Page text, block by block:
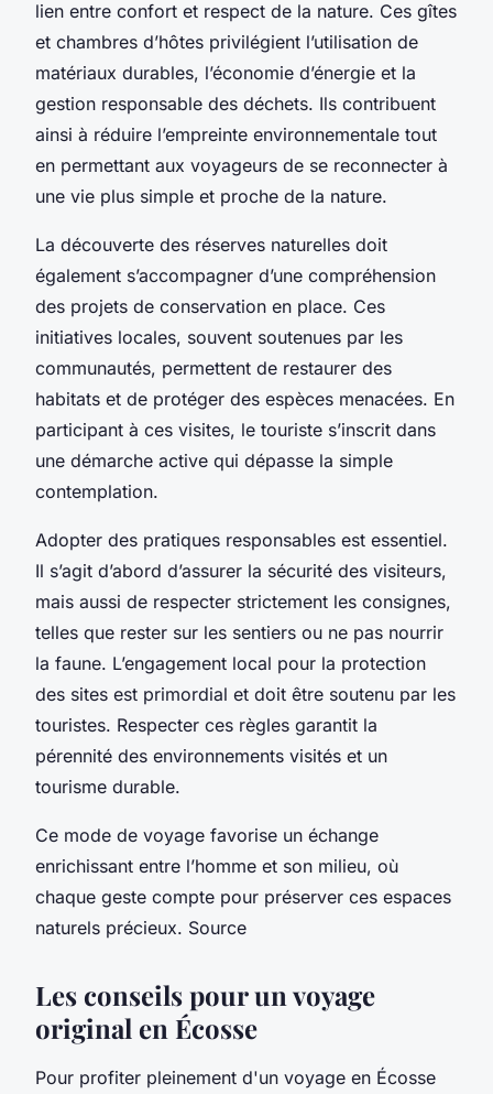
lien entre confort et respect de la nature. Ces gîtes
et chambres d’hôtes privilégient l’utilisation de
matériaux durables, l’économie d’énergie et la
gestion responsable des déchets. Ils contribuent
ainsi à réduire l’empreinte environnementale tout
en permettant aux voyageurs de se reconnecter à
une vie plus simple et proche de la nature.
La découverte des réserves naturelles doit
également s’accompagner d’une compréhension
des projets de conservation en place. Ces
initiatives locales, souvent soutenues par les
communautés, permettent de restaurer des
habitats et de protéger des espèces menacées. En
participant à ces visites, le touriste s’inscrit dans
une démarche active qui dépasse la simple
contemplation.
Adopter des pratiques responsables est essentiel.
Il s’agit d’abord d’assurer la sécurité des visiteurs,
mais aussi de respecter strictement les consignes,
telles que rester sur les sentiers ou ne pas nourrir
la faune. L’engagement local pour la protection
des sites est primordial et doit être soutenu par les
touristes. Respecter ces règles garantit la
pérennité des environnements visités et un
tourisme durable.
Ce mode de voyage favorise un échange
enrichissant entre l’homme et son milieu, où
chaque geste compte pour préserver ces espaces
naturels précieux. Source
Les conseils pour un voyage
original en Écosse
Pour profiter pleinement d'un voyage en Écosse